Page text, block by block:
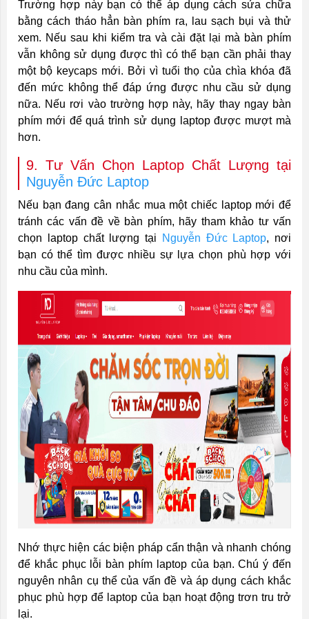
Trường hợp này bạn có thể áp dụng cách sửa chữa
bằng cách tháo hẳn bàn phím ra, lau sạch bụi và thử
xem. Nếu sau khi kiểm tra và cài đặt lại mà bàn phím
vẫn không sử dụng được thì có thể bạn cần phải thay
một bộ keycaps mới. Bởi vì tuổi thọ của chìa khóa đã
đến mức không thể đáp ứng được nhu cầu sử dụng
nữa. Nếu rơi vào trường hợp này, hãy thay ngay bàn
phím mới để quá trình sử dụng laptop được mượt mà
hơn.
9. Tư Vấn Chọn Laptop Chất Lượng tại
Nguyễn Đức Laptop
Nếu bạn đang cân nhắc mua một chiếc laptop mới để
tránh các vấn đề về bàn phím, hãy tham khảo tư vấn
chọn laptop chất lượng tại
Nguyễn Đức Laptop, nơi
bạn có thể tìm được nhiều sự lựa chọn phù hợp với
nhu cầu của mình.
Nhớ thực hiện các biện pháp cẩn thận và nhanh chóng
để khắc phục lỗi bàn phím laptop của bạn. Chú ý đến
nguyên nhân cụ thể của vấn đề và áp dụng cách khắc
phục phù hợp để laptop của bạn hoạt động trơn tru trở
lại.